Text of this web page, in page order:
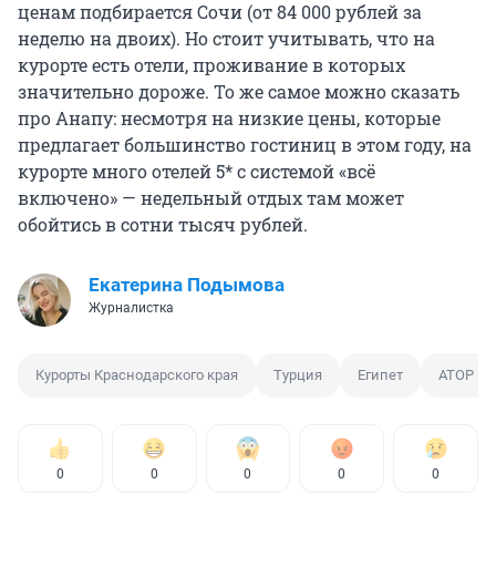
ценам подбирается Сочи (от 84 000 рублей за
неделю на двоих). Но стоит учитывать, что на
курорте есть отели, проживание в которых
значительно дороже. То же самое можно сказать
про Анапу: несмотря на низкие цены, которые
предлагает большинство гостиниц в этом году, на
курорте много отелей 5* с системой «всё
включено» — недельный отдых там может
обойтись в сотни тысяч рублей.
Екатерина Подымова
Журналистка
Курорты Краснодарского края Турция Египет АТОР
0 0 0 0 0